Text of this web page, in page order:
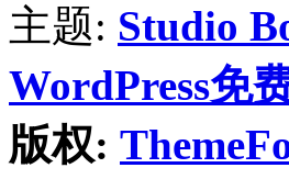
主题: Studio
WordPress免
版权: